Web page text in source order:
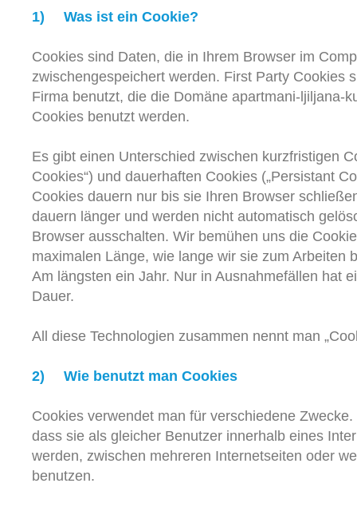
1) Was ist ein Cookie?
Cookies sind Daten, die in Ihrem Browser im
zwischengespeichert werden. First Party Cookies
Firma benutzt, die die Domäne apartmani-ljiljana-
Cookies benutzt werden.
Es gibt einen Unterschied zwischen kurzfristigen
Cookies“) und dauerhaften Cookies („Persistant
Cookies dauern nur bis sie Ihren Browser
dauern länger und werden nicht automatisch
Browser ausschalten. Wir bemühen uns die
maximalen Länge, wie lange wir sie zum Arbeiten
Am längsten ein Jahr. Nur in Ausnahmefällen hat
Dauer.
All diese Technologien zusammen nennt man
2) Wie benutzt man Cookies
Cookies verwendet man für verschiedene
dass sie als gleicher Benutzer innerhalb eines
werden, zwischen mehreren Internetseiten oder
benutzen.